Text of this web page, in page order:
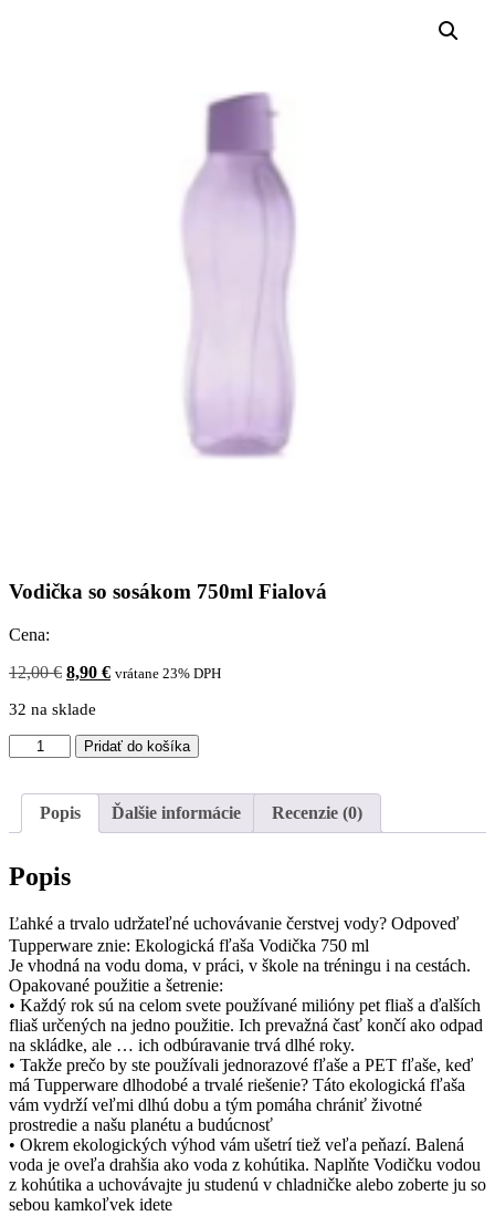
Vodička so sosákom 750ml Fialová
Cena:
12,00€ Pôvodná
bola:
12,00 €.
8,90 €Aktuálna
8,90 €.
vrátane 23% DPH
32 na sklade
množstvo
Vodička
sosákom
750ml
Pridať do košíka
Popis Ďalšie informácie Recenzie (0)
Popis
Ľahké a trvalo udržateľné uchovávanie čerstvej vody? Odpoveď
Tupperware znie: Ekologická fľaša Vodička 750 ml
Je vhodná na vodu doma, v práci, v škole na tréningu i na cestách.
Opakované použitie a šetrenie:
• Každý rok sú na celom svete používané milióny pet fliaš a ďalších
fliaš určených na jedno použitie. Ich prevažná časť končí ako odpad
na skládke, ale … ich odbúravanie trvá dlhé roky.
• Takže prečo by ste používali jednorazové fľaše a PET fľaše, keď
má Tupperware dlhodobé a trvalé riešenie? Táto ekologická fľaša
vám vydrží veľmi dlhú dobu a tým pomáha chrániť životné
prostredie a našu planétu a budúcnosť
• Okrem ekologických výhod vám ušetrí tiež veľa peňazí. Balená
voda je oveľa drahšia ako voda z kohútika. Naplňte Vodičku vodou
z kohútika a uchovávajte ju studenú v chladničke alebo zoberte ju so
sebou kamkoľvek idete